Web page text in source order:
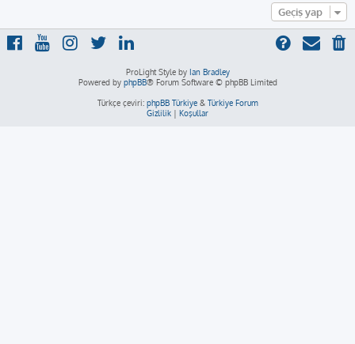
Geçiş yap
ProLight Style by Ian Bradley
Powered by phpBB® Forum Software © phpBB Limited
Türkçe çeviri: phpBB Türkiye& Türkiye Forum
Gizlilik | Koşullar